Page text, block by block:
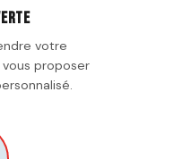
votre
proposer